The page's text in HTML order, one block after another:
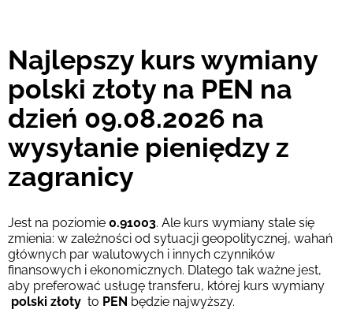
Prowizja Strumok, zawsze 0%
Najlepszy kurs wymiany
polski złoty na PEN na
dzień 09.08.2026 na
wysyłanie pieniędzy z
zagranicy
Jest na poziomie 0.91003. Ale kurs wymiany stale się
zmienia: w zależności od sytuacji geopolitycznej, wahań
głównych par walutowych i innych czynników
finansowych i ekonomicznych. Dlatego tak ważne jest,
aby preferować usługę transferu, której kurs wymiany
polski złoty to PEN będzie najwyższy.